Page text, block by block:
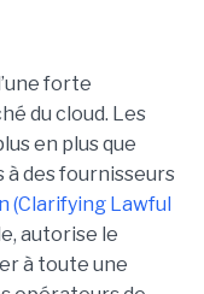
forte
du cloud. Les
en plus que
des fournisseurs
(Clarifying Lawful
autorise le
à toute une